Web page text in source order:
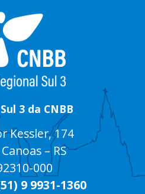
3 da CNBB
Kessler, 174
– RS
000
9 9931-1360